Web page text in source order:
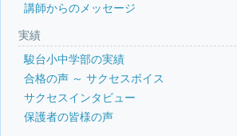
講師からのメッセージ
実績
駿台小中学部の実績
合格の声 ～ サクセスボイス
サクセスインタビュー
保護者の皆様の声